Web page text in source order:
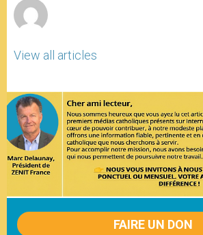
View all articles
FAIRE UN DON